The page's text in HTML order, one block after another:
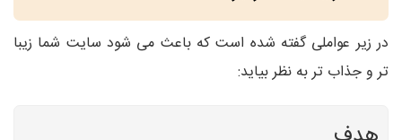
در زیر عواملی گفته شده است که باعث می شود سایت شما زیبا
تر و جذاب تر به نظر بیاید: